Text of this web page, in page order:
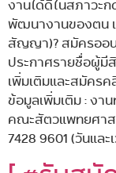
งานได้ดีในสภาวะ
พัฒนางานของตน เ
สัญญา)? สมัครออน
ประกาศรายชื่อผู้มี
เพิ่มเติมและสมัคร
ข้อมูลเพิ่มเติม : ง
คณะสัตวแพทยศาส
7428 9601 (วันและ